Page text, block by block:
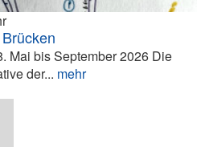
Mai bis September 2026 Die
der... mehr